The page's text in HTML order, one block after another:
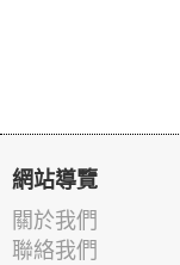
網站導覽
關於我們
聯絡我們